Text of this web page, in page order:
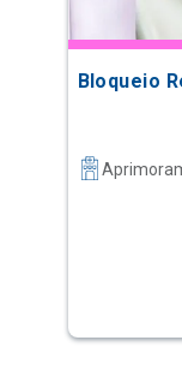
Bloqueio